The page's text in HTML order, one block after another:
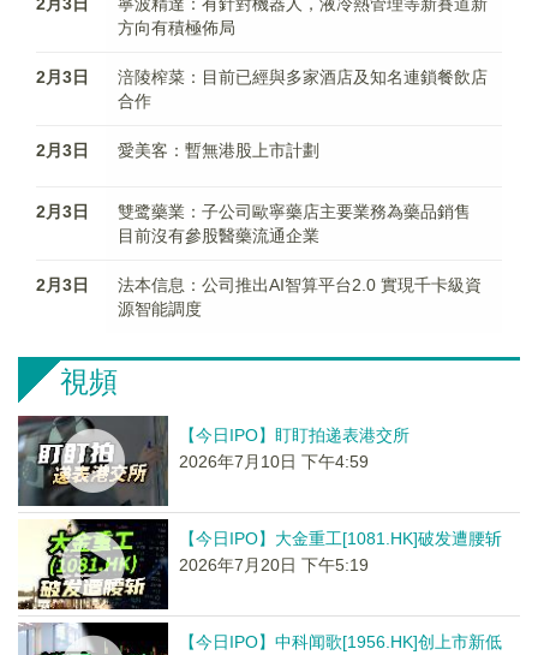
方向有積極佈局
2月3日
涪陵榨菜：目前已經與多家酒店及知名連鎖餐飲店
合作
2月3日 愛美客：暫無港股上市計劃
2月3日
雙鹭藥業：子公司歐寧藥店主要業務為藥品銷售
目前沒有參股醫藥流通企業
2月3日
法本信息：公司推出AI智算平台2.0 實現千卡級資
源智能調度
視頻
【今日IPO】盯盯拍递表港交所
2026年7月10日 下午4:59
【今日IPO】大金重工[1081.HK]破发遭腰斩
2026年7月20日 下午5:19
【今日IPO】中科闻歌[1956.HK]创上市新低